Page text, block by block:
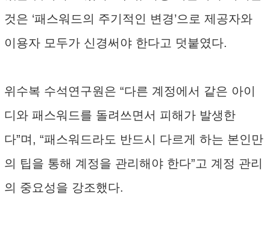
것은 ‘패스워드의 주기적인 변경’으로 제공자와
이용자 모두가 신경써야 한다고 덧붙였다.
위수복 수석연구원은 “다른 계정에서 같은 아이
디와 패스워드를 돌려쓰면서 피해가 발생한
다”며, “패스워드라도 반드시 다르게 하는 본인만
의 팁을 통해 계정을 관리해야 한다”고 계정 관리
의 중요성을 강조했다.